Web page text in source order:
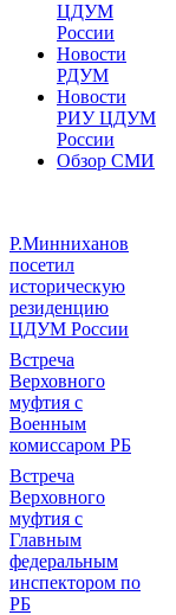
ЦДУМ
России
Новости
РДУМ
Новости
РИУ ЦДУМ
России
Обзор СМИ
Р.Минниханов
посетил
историческую
резиденцию
ЦДУМ России
Встреча
Верховного
муфтия с
Военным
комиссаром РБ
Встреча
Верховного
муфтия с
Главным
федеральным
инспектором по
РБ